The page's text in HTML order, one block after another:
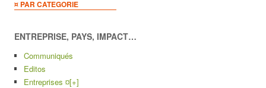
¤ PAR CATEGORIE
ENTREPRISE, PAYS, IMPACT…
Communiqués
Editos
Entreprises ¤[+]